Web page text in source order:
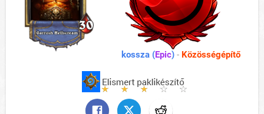
kossza (Epic)- Közösségépítő